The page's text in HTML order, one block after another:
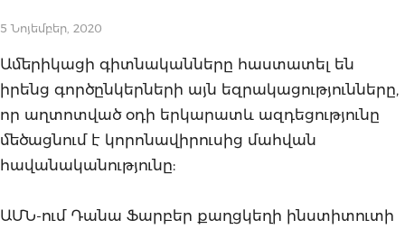
5 Նոյեմբեր, 2020
Ամերիկացի գիտնականները հաստատել են
իրենց գործընկերների այն եզրակացությունները,
որ աղտոտված օդի երկարատև ազդեցությունը
մեծացնում է կորոնավիրուսից մահվան
հավանականությունը:
ԱՄՆ-ում Դանա Ֆարբեր քաղցկեղի ինստիտուտի